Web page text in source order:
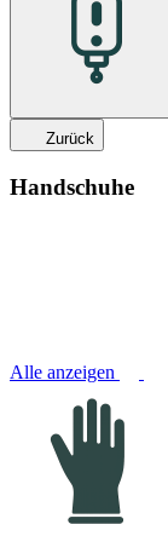
Zurück
Handschuhe
Alle anzeigen